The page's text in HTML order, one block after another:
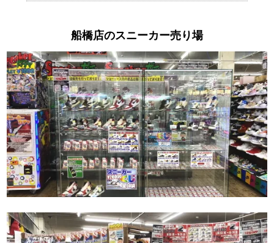
船橋店のスニーカー売り場